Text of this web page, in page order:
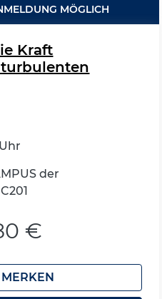
MÖGLICH
Kraft
turbulenten
der
€